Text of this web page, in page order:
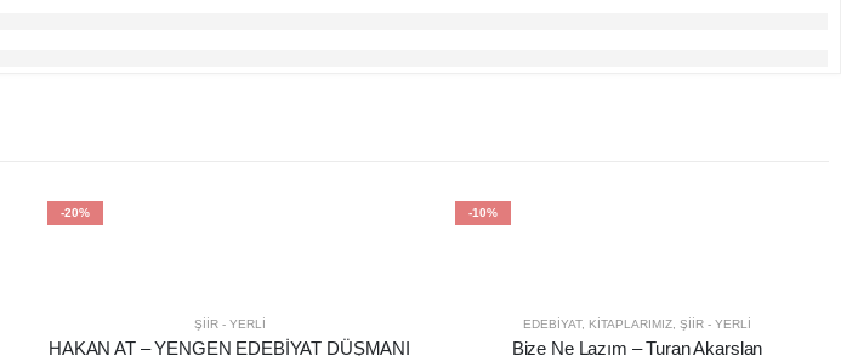
-20%
ŞIIR - YERLI
HAKAN AT – YENGEN EDEBİYAT DÜŞMANI
-10%
EDEBIYAT, KITAPLARIMIZ ŞIIR - YERLI
Bize Ne Lazım – Turan Akarslan